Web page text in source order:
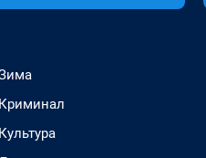
Криминал
Культура